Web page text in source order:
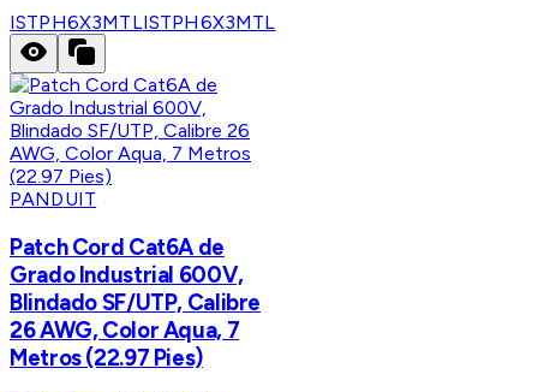
ISTPH6X3MTLISTPH6X3MTL
PANDUIT
Patch Cord Cat6A de
Grado Industrial 600V,
Blindado SF/UTP, Calibre
26 AWG, Color Aqua, 7
Metros (22.97 Pies)